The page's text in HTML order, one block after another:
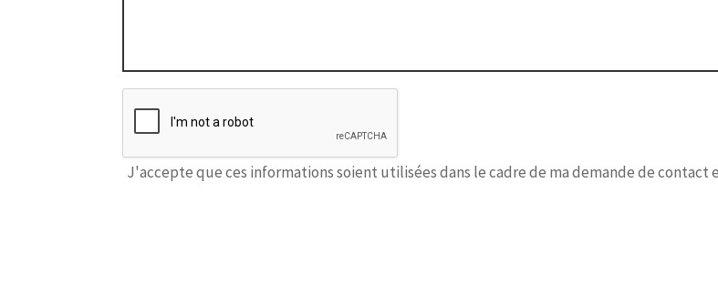
J'accepte que ces informations soient utilisées dans le cadre de ma demande de